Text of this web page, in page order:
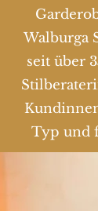
Walburga
seit über
Typ und